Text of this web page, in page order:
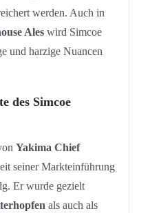
werden. Auch in
Aleswird Simcoe
und harzige Nuancen
des Simcoe
Yakima Chief
seiner Markteinführung
Er wurde gezielt
als auch als